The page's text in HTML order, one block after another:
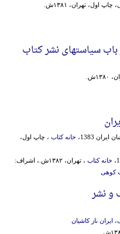
، چاپ اول، تهران، ۱۳۸۱ش.
سیاستهای نشر کتاب
1383، خانه کتاب ، چاپ اول،
خانه کتاب ، تهران، ۱۳۸۲ش.، اشراف:
کوهی
و نشر
، ایران ناز کاشیان